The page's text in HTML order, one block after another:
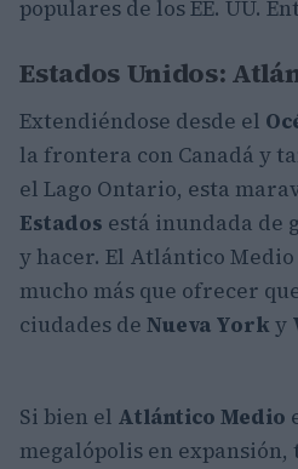
populares de los EE. UU.
Estados Unidos:
Extendiéndose desde el
la frontera con Canadá y
el Lago Ontario, esta
Estados está inundada de
y hacer. El Atlántico
mucho más que ofrecer
ciudades de Nueva York y
Si bien el Atlántico Medio
megalópolis en